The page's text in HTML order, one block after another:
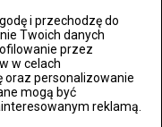
i przechodzę do
Twoich danych
przez
w celach
oraz personalizowanie
mogą być
reklamą.
„The Next Level” w